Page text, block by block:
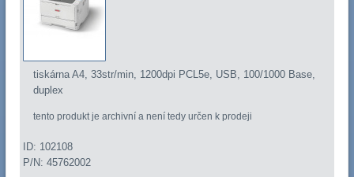
tiskárna A4, 33str/min, 1200dpi PCL5e, USB, 100/1000 Base,
duplex
tento produkt je archivní a není tedy určen k prodeji
ID: 102108
P/N: 45762002